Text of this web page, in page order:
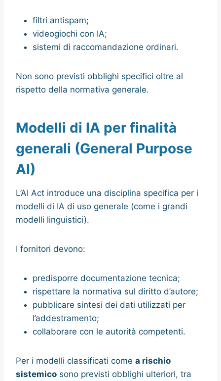
filtri antispam;
videogiochi con IA;
sistemi di raccomandazione ordinari.
Non sono previsti obblighi specifici oltre al
rispetto della normativa generale.
Modelli di IA per finalità
generali (General Purpose
AI)
L’AI Act introduce una disciplina specifica per i
modelli di IA di uso generale (come i grandi
modelli linguistici).
I fornitori devono:
predisporre documentazione tecnica;
rispettare la normativa sul diritto d’autore;
pubblicare sintesi dei dati utilizzati per
l’addestramento;
collaborare con le autorità competenti.
Per i modelli classificati come a rischio
sistemico sono previsti obblighi ulteriori, tra